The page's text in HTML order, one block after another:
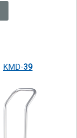
KMD-39